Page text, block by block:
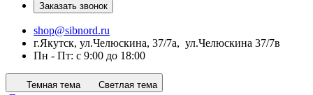
Заказать звонок
shop@sibnord.ru
​г.Якутск, ул.Челюскина, 37/7а, ул.Челюскина 37/7в
Пн - Пт: с 9:00 до 18:00
Темная тема Светлая тема